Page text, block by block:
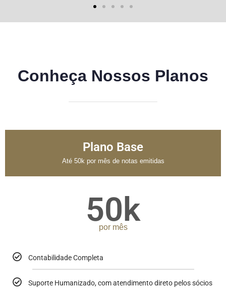
Conheça Nossos Planos
Plano Base
Até 50k por mês de notas emitidas
50k
por mês
Contabilidade Completa
Suporte Humanizado, com atendimento direto pelos sócios